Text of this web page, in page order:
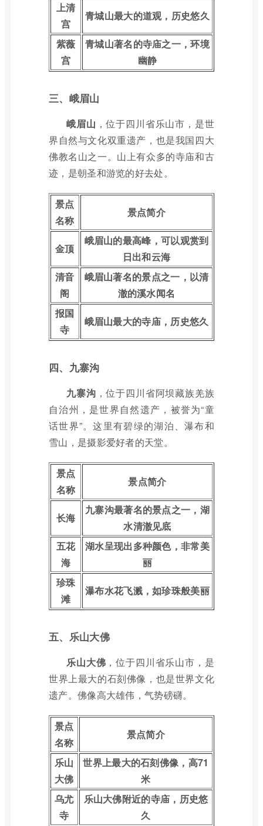
上清
宫
青城山最大的道观，历史悠久
紫薇
宫
青城山著名的寺庙之一，环境
幽静
三、峨眉山
峨眉山 ，位于四川省乐山市，是世
界自然与文化双重遗产，也是我国四大
佛教名山之一。山上有众多的寺庙和古
迹，是朝圣和游览的好去处。
景点
名称
景点简介
金顶
峨眉山的最高峰，可以观赏到
日出和云海
清音
阁
峨眉山著名的景点之一，以清
澈的溪水闻名
报国
寺
峨眉山最大的寺庙，历史悠久
四、九寨沟
九寨沟 ，位于四川省阿坝藏族羌族
自治州，是世界自然遗产，被誉为“童
话世界”。这里有碧绿的湖泊、瀑布和
雪山，是摄影爱好者的天堂。
景点
名称
景点简介
长海
九寨沟最著名的景点之一，湖
水清澈见底
五花
海
湖水呈现出多种颜色，非常美
丽
珍珠
滩
瀑布水花飞溅，如珍珠般美丽
五、乐山大佛
乐山大佛 ，位于四川省乐山市，是
世界上最大的石刻佛像，也是世界文化
遗产。佛像高大雄伟，气势磅礴。
景点
名称
景点简介
乐山
大佛
世界上最大的石刻佛像，高71
米
乌尤
寺
乐山大佛附近的寺庙，历史悠
久